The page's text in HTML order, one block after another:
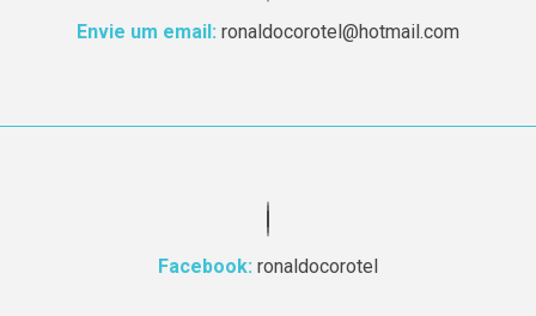
Envie um email: ronaldocorotel@hotmail.com
Facebook: ronaldocorotel